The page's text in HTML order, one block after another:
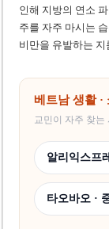
인해 지방의 연소
주를 자주 마시는
비만을 유발하는 지
베트남 생활 ·
교민이 자주 찾
알리익스프
타오바오 ·